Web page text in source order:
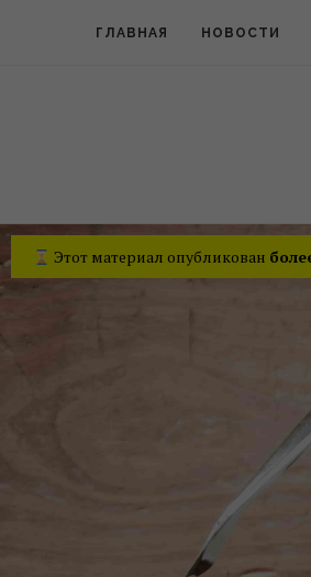
ГЛАВНАЯ НОВОСТИ
Этот материал опубликован